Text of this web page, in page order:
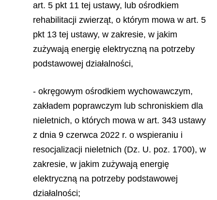
art. 5 pkt 11 tej ustawy, lub ośrodkiem
rehabilitacji zwierząt, o którym mowa w art. 5
pkt 13 tej ustawy, w zakresie, w jakim
zużywają energię elektryczną na potrzeby
podstawowej działalności,
- okręgowym ośrodkiem wychowawczym,
zakładem poprawczym lub schroniskiem dla
nieletnich, o których mowa w art. 343 ustawy
z dnia 9 czerwca 2022 r. o wspieraniu i
resocjalizacji nieletnich (Dz. U. poz. 1700), w
zakresie, w jakim zużywają energię
elektryczną na potrzeby podstawowej
działalności;